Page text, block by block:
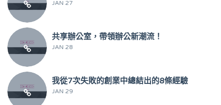
JAN 27
共享辦公室，帶領辦公新潮流！
JAN 28
我從7次失敗的創業中總結出的8條經驗
JAN 29